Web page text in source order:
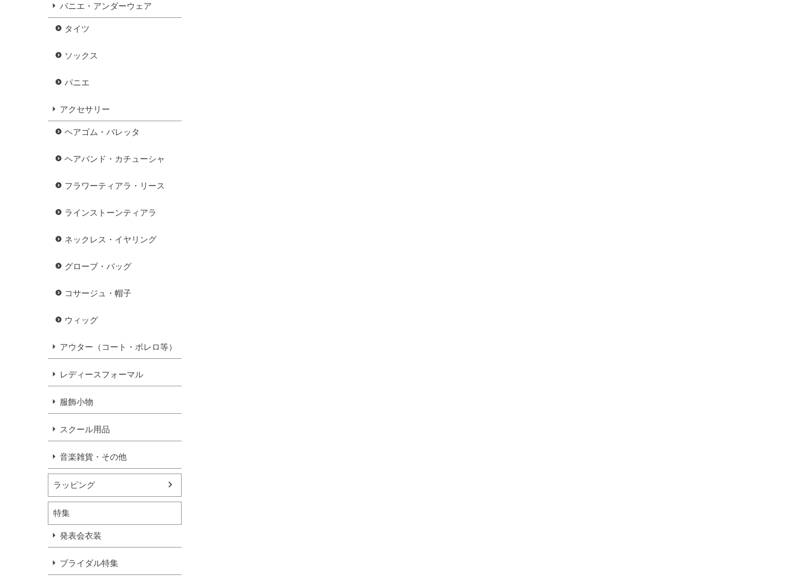
パニエ・アンダーウェア
タイツ
ソックス
パニエ
アクセサリー
ヘアゴム・バレッタ
ヘアバンド・カチューシャ
フラワーティアラ・リース
ラインストーンティアラ
ネックレス・イヤリング
グローブ・バッグ
コサージュ・帽子
ウィッグ
アウター（コート・ボレロ等）
レディースフォーマル
服飾小物
スクール用品
音楽雑貨・その他
ラッピング
特集
発表会衣装
ブライダル特集